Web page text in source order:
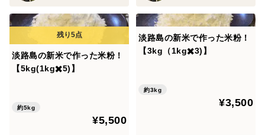
淡路島の新米で作った米粉！
【5kg(1kg✖️5)】
約5kg
¥5,500
淡路島の新米で作った米粉！
【3kg（1kg✖️3)】
約3kg
¥3,500